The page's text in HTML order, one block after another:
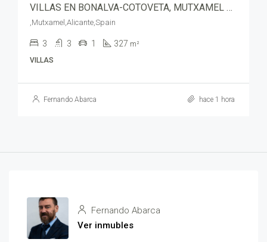
VILLAS EN BONALVA-COTOVETA, MUTXAMEL – abjd05227
,Mutxamel,Alicante,Spain
3 3 1 327 m²
VILLAS
Fernando Abarca hace 1 hora
Fernando Abarca
Ver inmubles